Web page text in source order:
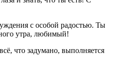
с особой радостью. Ты
утра, любимый!
что задумано, выполняется